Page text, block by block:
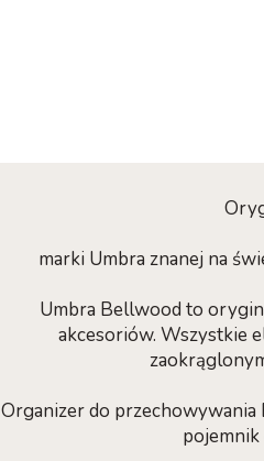
marki Umbra znanej na
Umbra Bellwood to
akcesoriów. Wszystkie
Organizer do
pojemnik